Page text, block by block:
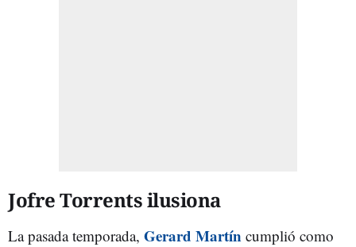
Jofre Torrents ilusiona
La pasada temporada, Gerard Martín cumplió como